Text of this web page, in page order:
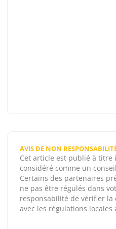
AVIS DE NON
Cet article est publié à
considéré comme un
Certains des partenaires
ne pas être régulés dans
responsabilité de vérifier la
avec les régulations